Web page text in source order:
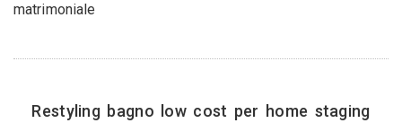
matrimoniale
Restyling bagno low cost per home staging